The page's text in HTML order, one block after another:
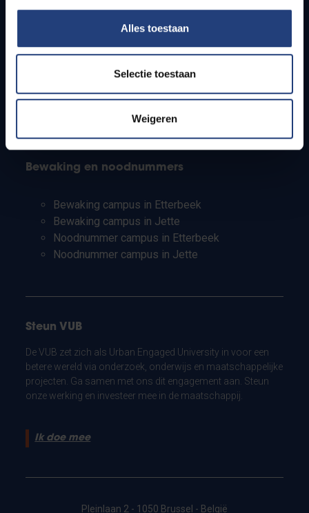
Alles toestaan
Selectie toestaan
Weigeren
Studenten
PhD-studenten
Leerkrachten en secundaire scholen
Bewaking en noodnummers
Bewaking campus in Etterbeek
Bewaking campus in Jette
Noodnummer campus in Etterbeek
Noodnummer campus in Jette
Steun VUB
De VUB zet zich als Urban Engaged University in voor een
betere wereld via onderzoek, onderwijs en maatschappelijke
projecten. Ga samen met ons dit engagement aan. Steun
onze werking en investeer mee in de maatschappij.
Ik doe mee
Pleinlaan 2 - 1050 Brussel - België